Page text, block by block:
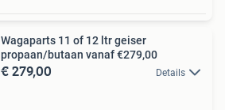
Wagaparts 11 of 12 ltr geiser
propaan/butaan vanaf €279,00
€ 279,00 Details